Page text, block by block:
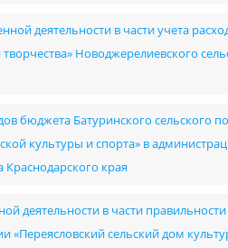
деятельности в части учета
Новоджерелиевского
бюджета Батуринского сельского
культуры и спорта» в
края
деятельности в части правильности
сельский дом